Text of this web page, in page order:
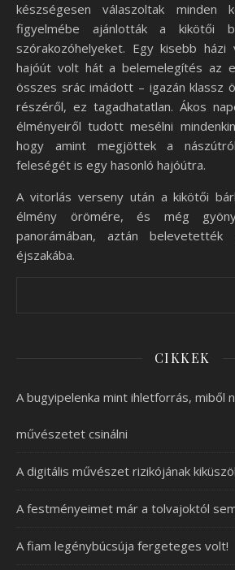
készségesen válaszoltak minden
figyelmébe ajánlották a kikötői
szórakozóhelyeket. Egy kisebb
hajóút volt hát a belemelegítés az
összes srác imádott – igazán klassz
részéről, ez tagadhatatlan. Ákos
élményeiről tudott mesélni
hogy amint megjöttek a
feleségét is egy hasonló hajóútra.
A vitorlás verseny után a kikötői
élmény örömére, és még
panorámában, aztán
éjszakába.
CIKKEK
A bugyipelenka mint ihletforrás, miből
művészetet csinálni
A digitális művészet rizikójának
A festményeimet már a tolvajoktól
A fiam legénybúcsúja fergeteges volt!